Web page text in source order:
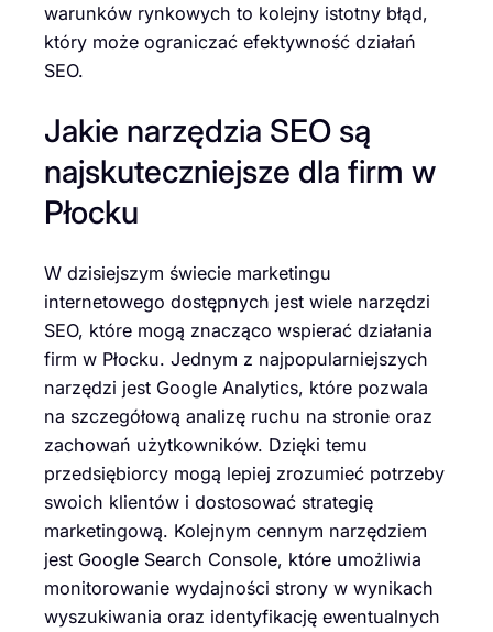
warunków rynkowych to kolejny istotny błąd,
który może ograniczać efektywność działań
SEO.
Jakie narzędzia SEO są
najskuteczniejsze dla firm w
Płocku
W dzisiejszym świecie marketingu
internetowego dostępnych jest wiele narzędzi
SEO, które mogą znacząco wspierać działania
firm w Płocku. Jednym z najpopularniejszych
narzędzi jest Google Analytics, które pozwala
na szczegółową analizę ruchu na stronie oraz
zachowań użytkowników. Dzięki temu
przedsiębiorcy mogą lepiej zrozumieć potrzeby
swoich klientów i dostosować strategię
marketingową. Kolejnym cennym narzędziem
jest Google Search Console, które umożliwia
monitorowanie wydajności strony w wynikach
wyszukiwania oraz identyfikację ewentualnych